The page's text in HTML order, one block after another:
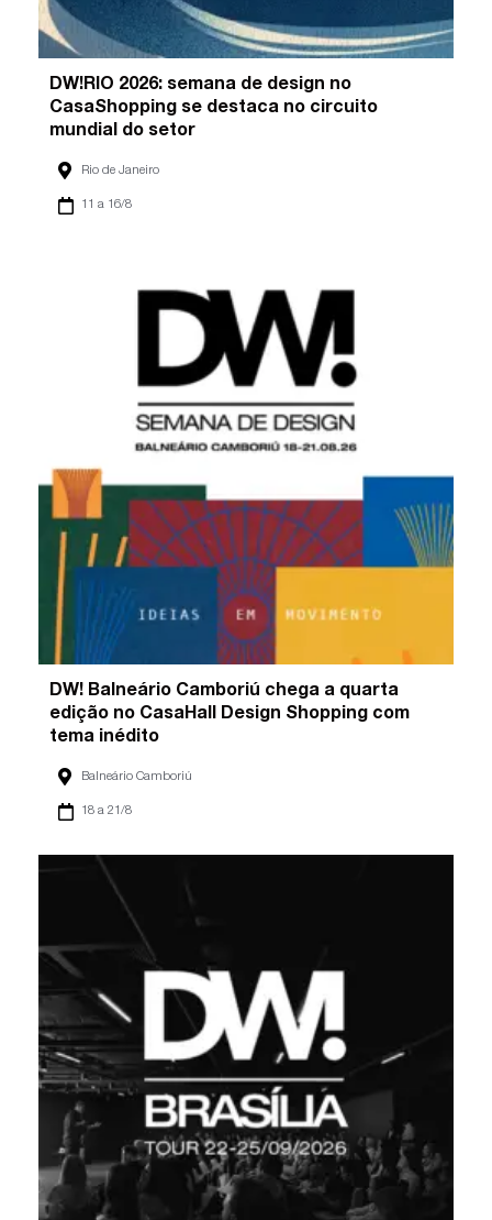
DW!RIO 2026: semana de design no
CasaShopping se destaca no circuito
mundial do setor
Rio de Janeiro
11 a 16/8
DW! Balneário Camboriú chega a quarta
edição no CasaHall Design Shopping com
tema inédito
Balneário Camboriú
18 a 21/8